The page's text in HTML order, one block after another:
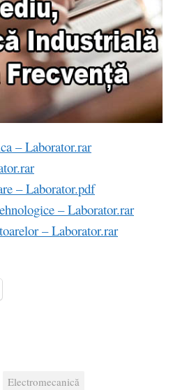
– Laborator.rar
– Laborator.pdf
– Laborator.rar
– Laborator.rar
Electromecanică